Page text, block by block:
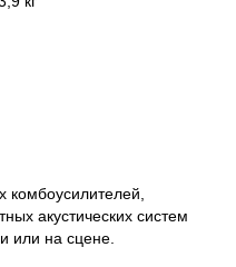
комбоусилителей,
акустических систем
или на сцене.